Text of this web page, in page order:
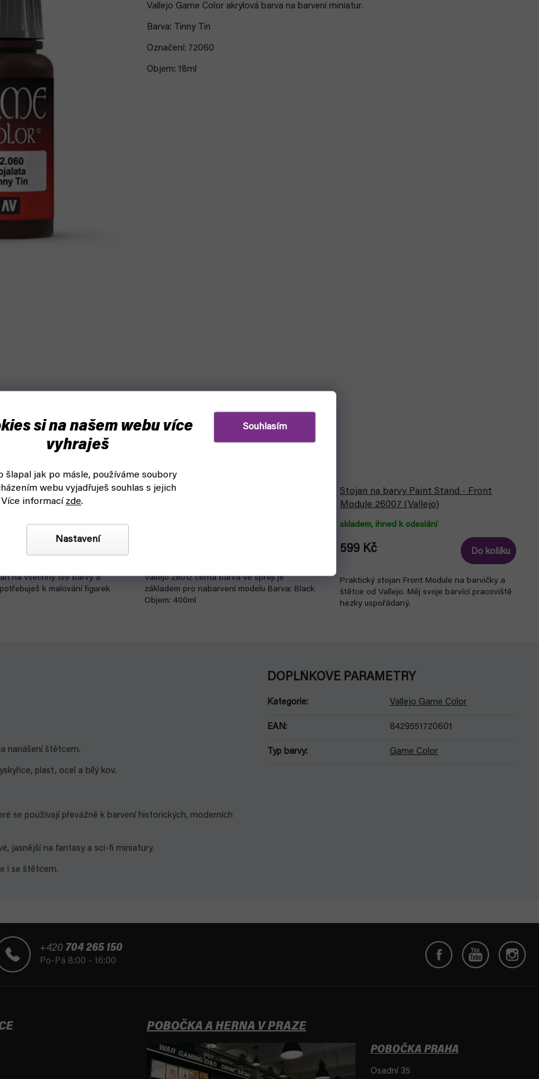
si na našem webu více
vyhraješ
šlapal jak po másle, používáme soubory
webu vyjadřuješ souhlas s jejich
informací zde.
Nastavení
Souhlasím
Vallejo Game Color akrylová barva na barvení miniatur.
Barva: Tinny Tin
Označení: 72060
Objem: 18ml
a štětce: AV Corner
(Vallejo)
na všechny tvé barvy a
k malování figurek
Vallejo 28012 černá barva ve spreji je
základem pro nabarvení modelu Barva: Black
Objem: 400ml
Stojan na barvy Paint Stand - Front
Module 26007 (Vallejo)
skladem, ihned k odeslání
599 Kč Do košíku
Praktický stojan Front Module na barvičky a
štětce od Vallejo. Měj svoje barvící pracoviště
hezky uspořádaný.
nanášení štětcem.
plast, ocel a bílý kov.
se používají převážně k barvení historických, moderních
jasnější na fantasy a sci-fi miniatury.
i se štětcem.
DOPLŇKOVÉ PARAMETRY
Kategorie: Vallejo Game Color
EAN: 8429551720601
Typ barvy: Game Color
+420 704 265 150
Po-Pá 8:00 - 16:00
POBOČKA A HERNA V PRAZE
POBOČKA PRAHA
Osadní 35